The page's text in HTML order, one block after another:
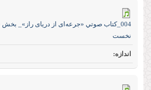
004_كتاب صوتي «جرعه‌ای از دریای راز»_
نخست